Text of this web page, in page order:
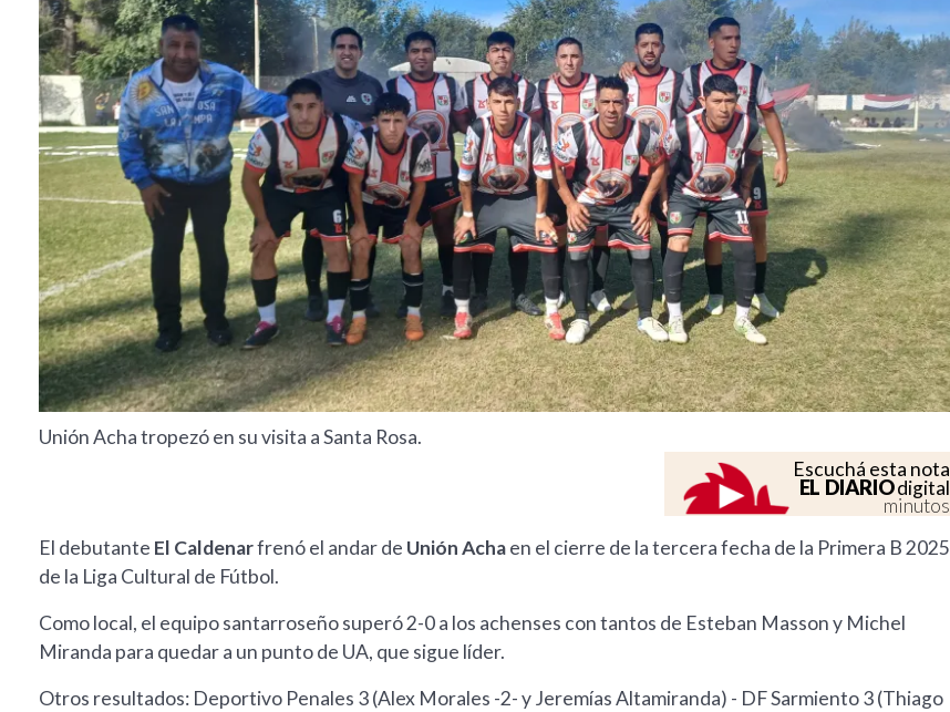
Unión Acha tropezó en su visita a Santa Rosa.
Escuchá esta nota
EL DIARIOdigital
minutos
El debutante El Caldenarfrenó el andar de Unión Achaen el cierre de la tercera fecha de la Primera B 2025
de la Liga Cultural de Fútbol.
Como local, el equipo santarroseño superó 2-0 a los achenses con tantos de Esteban Masson y Michel
Miranda para quedar a un punto de UA, que sigue líder.
Otros resultados: Deportivo Penales 3 (Alex Morales -2- y Jeremías Altamiranda) - DF Sarmiento 3 (Thiago